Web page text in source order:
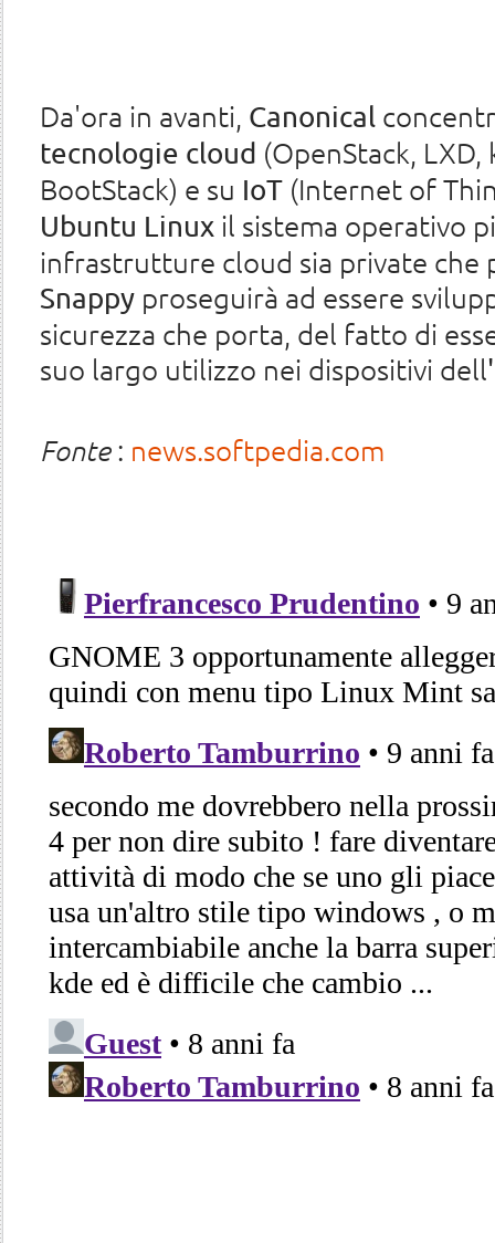
Da'ora in avanti, Canonical
tecnologie cloud (OpenStack,
BootStack) e su IoT (Internet of
Ubuntu Linux il sistema operativo
infrastrutture cloud sia private che
Snappy proseguirà ad essere
sicurezza che porta, del fatto di
suo largo utilizzo nei dispositivi dell
Fonte: news.softpedia.com